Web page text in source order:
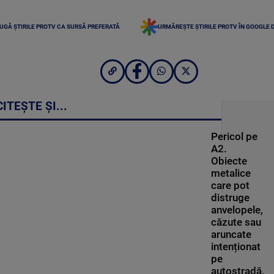
ȘTIRILE PROTV CA SURSĂ PREFERATĂ URMĂREȘTE ȘTIRILE PROTV ÎN GOOGLE
ȘI...
Pericol pe
A2.
Obiecte
metalice
care pot
distruge
anvelopele,
căzute sau
aruncate
intenționat
pe
autostradă.